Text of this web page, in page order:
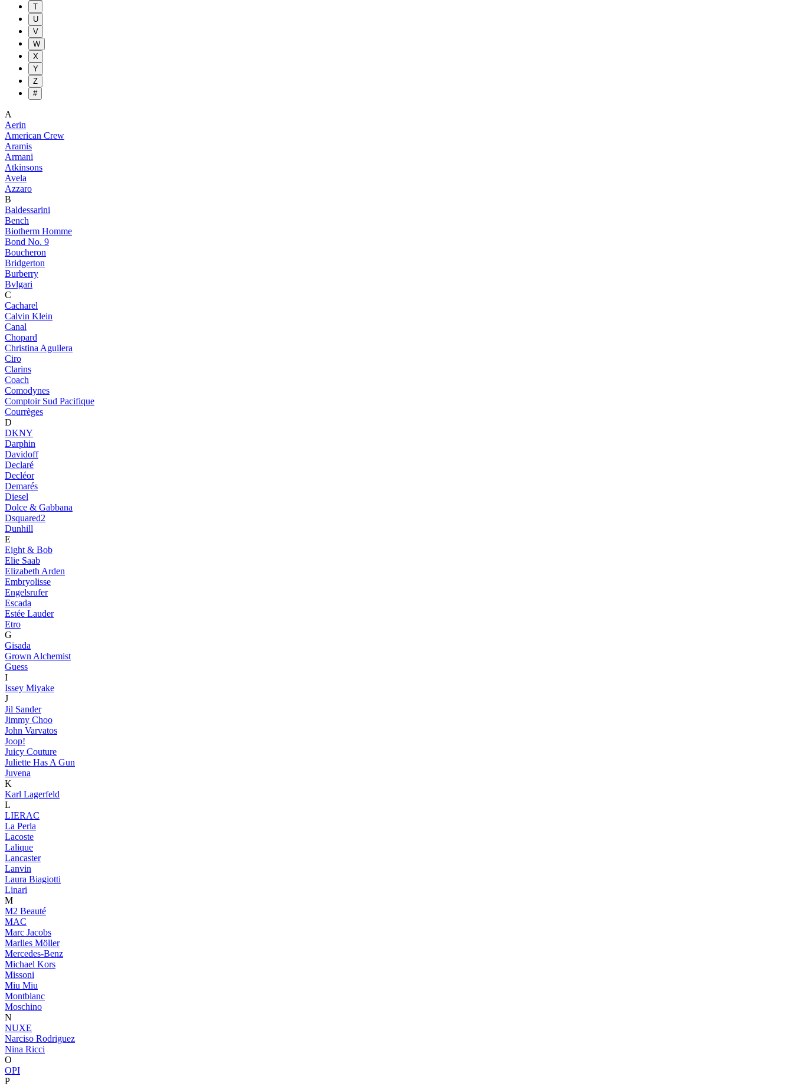
T
U
V
W
X
Y
Z
#
A
Aerin
American Crew
Aramis
Armani
Atkinsons
Avela
Azzaro
B
Baldessarini
Bench
Biotherm Homme
Bond No. 9
Boucheron
Bridgerton
Burberry
Bvlgari
C
Cacharel
Calvin Klein
Canal
Chopard
Christina Aguilera
Ciro
Clarins
Coach
Comodynes
Comptoir Sud Pacifique
Courrèges
D
DKNY
Darphin
Davidoff
Declaré
Decléor
Demarés
Diesel
Dolce & Gabbana
Dsquared2
Dunhill
E
Eight & Bob
Elie Saab
Elizabeth Arden
Embryolisse
Engelsrufer
Escada
Estée Lauder
Etro
G
Gisada
Grown Alchemist
Guess
I
Issey Miyake
J
Jil Sander
Jimmy Choo
John Varvatos
Joop!
Juicy Couture
Juliette Has A Gun
Juvena
K
Karl Lagerfeld
L
LIERAC
La Perla
Lacoste
Lalique
Lancaster
Lanvin
Laura Biagiotti
Linari
M
M2 Beauté
MAC
Marc Jacobs
Marlies Möller
Mercedes-Benz
Michael Kors
Missoni
Miu Miu
Montblanc
Moschino
N
NUXE
Narciso Rodriguez
Nina Ricci
O
OPI
P